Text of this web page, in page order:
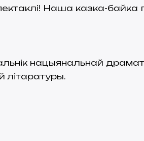
Наша казка-байка
нацыянальнай
літаратуры.